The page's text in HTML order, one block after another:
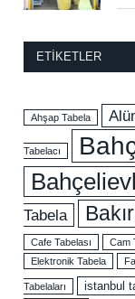
ETIKETLER
Ahşap Tabela
Tabelacı
Tabela
Cafe Tabelası Cam
Elektronik Tabela
Tabelaları istanbul